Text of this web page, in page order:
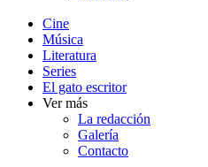
Cine
Música
Literatura
Series
El gato escritor
Ver más
La redacción
Galería
Contacto